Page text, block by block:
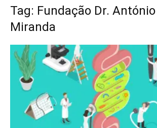
Tag: Fundação Dr.
Miranda